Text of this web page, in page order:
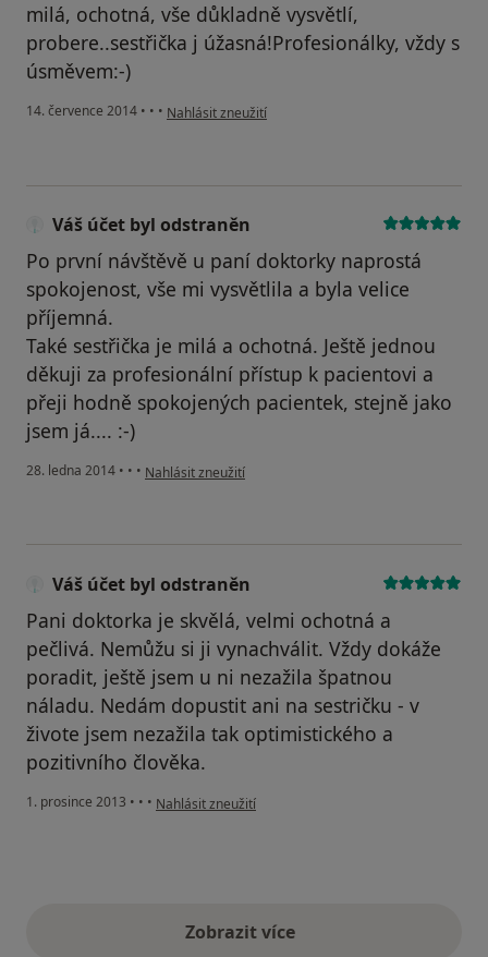
milá, ochotná, vše důkladně vysvětlí,
probere..sestřička j úžasná!Profesionálky, vždy s
úsměvem:-)
14. července 2014 • • • podle názoru uživatele Váš účet byl odstraněn
Nahlásit zneužití
Váš účet byl odstraněn
Po první návštěvě u paní doktorky naprostá
spokojenost, vše mi vysvětlila a byla velice
příjemná.
Také sestřička je milá a ochotná. Ještě jednou
děkuji za profesionální přístup k pacientovi a
přeji hodně spokojených pacientek, stejně jako
jsem já.... :-)
28. ledna 2014 • • • podle názoru uživatele Váš účet byl odstraněn
Nahlásit zneužití
Váš účet byl odstraněn
Pani doktorka je skvělá, velmi ochotná a
pečlivá. Nemůžu si ji vynachválit. Vždy dokáže
poradit, ještě jsem u ni nezažila špatnou
náladu. Nedám dopustit ani na sestričku - v
živote jsem nezažila tak optimistického a
pozitivního člověka.
1. prosince 2013 • • • podle názoru uživatele Váš účet byl odstraněn
Nahlásit zneužití
Zobrazit vícevýše uvedené názory